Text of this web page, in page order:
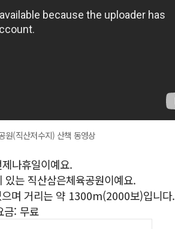
원(직산저수지) 산책 동영상
나휴일이예요.
는 직산삼은체육공원이예요.
며 거리는 약 1300m(2000보)입니다.
금: 무료